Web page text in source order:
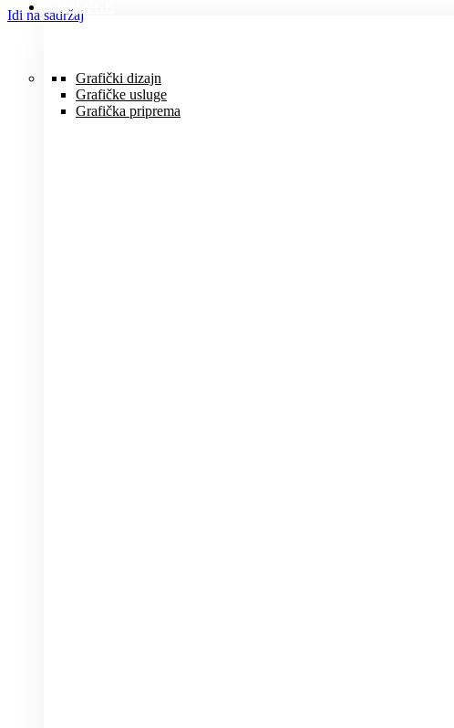
Idi na sadržajUSLUGE
Grafički dizajn
Grafičke usluge
Grafička priprema